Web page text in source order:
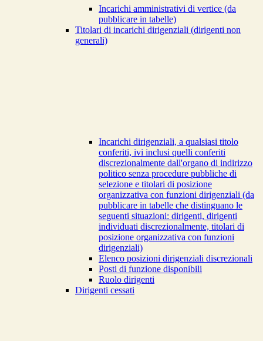
Incarichi amministrativi di vertice (da
pubblicare in tabelle)
Titolari di incarichi dirigenziali (dirigenti non
generali)
Incarichi dirigenziali, a qualsiasi titolo
conferiti, ivi inclusi quelli conferiti
discrezionalmente dall'organo di indirizzo
politico senza procedure pubbliche di
selezione e titolari di posizione
organizzativa con funzioni dirigenziali (da
pubblicare in tabelle che distinguano le
seguenti situazioni: dirigenti, dirigenti
individuati discrezionalmente, titolari di
posizione organizzativa con funzioni
dirigenziali)
Elenco posizioni dirigenziali discrezionali
Posti di funzione disponibili
Ruolo dirigenti
Dirigenti cessati